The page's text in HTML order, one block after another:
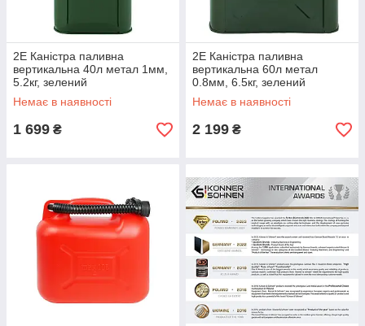
2E Каністра паливна
вертикальна 40л метал 1мм,
5.2кг, зелений
Немає в наявності
1 699 ₴
2E Каністра паливна
вертикальна 60л метал
0.8мм, 6.5кг, зелений
Немає в наявності
2 199 ₴